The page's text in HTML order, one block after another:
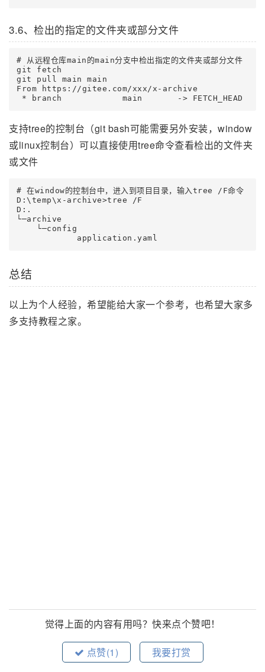
3.6、检出的指定的文件夹或部分文件
# 从远程仓库main的main分支中检出指定的文件夹或部分文件
git fetch
git pull main main
From https://gitee.com/xxx/x-archive
支持tree的控制台（git bash可能需要另外安装，window
或linux控制台）可以直接使用tree命令查看检出的文件夹
或文件
# 在window的控制台中，进入到项目目录，输入tree /F命令
D:\temp\x-archive>tree /F
D:.
└─archive
    └─config
总结
以上为个人经验，希望能给大家一个参考，也希望大家多
多支持教程之家。
觉得上面的内容有用吗？快来点个赞吧！
点赞(1) 我要打赏